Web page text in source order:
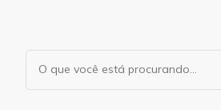
Procurando
algo?